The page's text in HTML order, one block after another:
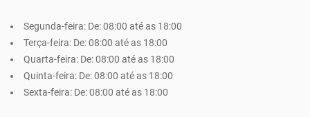
Segunda-feira: De: 08:00 até as 18:00
Terça-feira: De: 08:00 até as 18:00
Quarta-feira: De: 08:00 até as 18:00
Quinta-feira: De: 08:00 até as 18:00
Sexta-feira: De: 08:00 até as 18:00